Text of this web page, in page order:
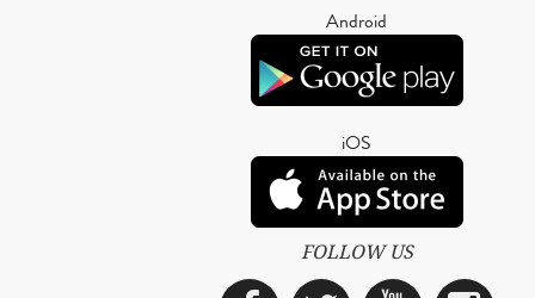
Android
iOS
FOLLOW US